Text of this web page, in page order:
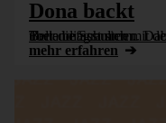
Dona backt
Bella befasst sich mit der Datenvisualisierung von Tortendiagrammen. Dabei schaut sie Dona* beim backen über die Schultern.
mehr erfahren